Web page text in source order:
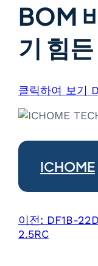
BOM
기 힘
클릭하여 보기
ICHOME
이전: DF1B-
2.5RC